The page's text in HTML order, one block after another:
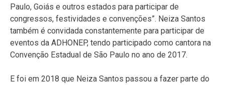
Paulo, Goiás e outros estados para participar de
congressos, festividades e convenções”. Neiza Santos
também é convidada constantemente para participar de
eventos da ADHONEP, tendo participado como cantora na
Convenção Estadual de São Paulo no ano de 2017.
E foi em 2018 que Neiza Santos passou a fazer parte do